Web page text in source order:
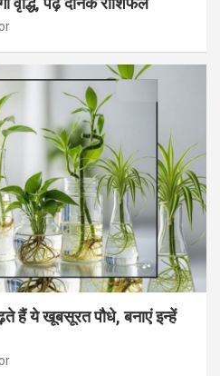
हैं ये खूबसूरत पौधे, बनाएं इन्‍हें